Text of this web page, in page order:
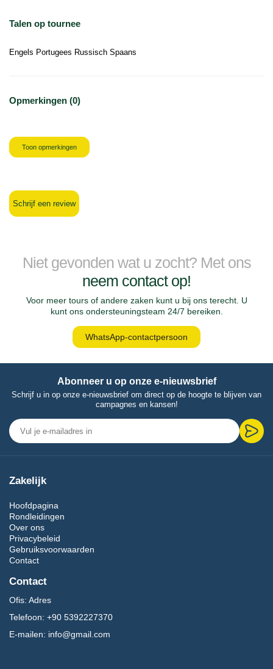
Talen op tournee
Engels Portugees Russisch Spaans
Opmerkingen (0)
Toon opmerkingen
Schrijf een review
Niet gevonden wat u zocht? Met ons
neem contact op!
Voor meer tours of andere zaken kunt u bij ons terecht. U
kunt ons ondersteuningsteam 24/7 bereiken.
WhatsApp-contactpersoon
Abonneer u op onze e-nieuwsbrief
Schrijf u in op onze e-nieuwsbrief om direct op de hoogte te blijven van
campagnes en kansen!
Zakelijk
Hoofdpagina
Rondleidingen
Over ons
Privacybeleid
Gebruiksvoorwaarden
Contact
Contact
Ofis: Adres
Telefoon: +90 5392227370
E-mailen: info@gmail.com